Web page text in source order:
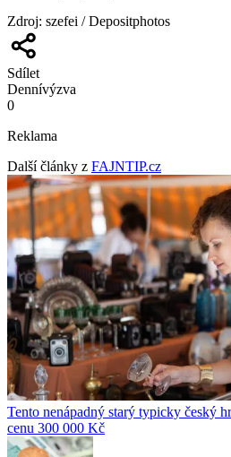
Zdroj: szefei / Depositphotos
Sdílet
Dennívýzva
0
Reklama
Další články z FAJNTIP.cz
Tento nenápadný starý typicky český
cenu 300 000 Kč